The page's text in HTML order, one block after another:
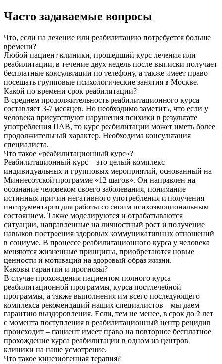
Часто задаваемые вопросы
Что, если на лечение или реабилитацию потребуется больше
времени?
Любой пациент клиники, прошедший курс лечения или
реабилитации, в течение двух недель после выписки получает
бесплатные консультации по телефону, а также имеет право
посещать групповые психологические занятия в Москве.
Какой по времени срок реабилитации?
В среднем продолжительность реабилитационного курса
составляет 3-7 месяцев. Но необходимо заметить, что если у
человека присутствуют нарушения психики в результате
употребления ПАВ, то курс реабилитации может иметь более
продолжительный характер. Необходима консультация
специалиста.
Что такое «реабилитационный курс»?
Реабилитационный курс – это целый комплекс
индивидуальных и групповых мероприятий, основанный на
Миннесотской программе «12 шагов». Он направлен на
осознание человеком своего заболевания, понимание
истинных причин негативного употребления и получения
инструментария для работы со своим психоэмоциональным
состоянием. Также моделируются и отрабатываются
ситуации, направленные на личностный рост и получение
навыков построения здоровых коммуникативных отношений
в социуме. В процессе реабилитационного курса у человека
меняются жизненные принципы, приобретаются новые
ценности и мотивация на здоровый образ жизни.
Каковы гарантии и прогнозы?
В случае прохождения пациентом полного курса
реабилитационной программы, курса постлечебной
программы, а также выполнения им всего последующего
комплекса рекомендаций наших специалистов – мы даем
гарантию выздоровления. Если, тем не менее, в срок до 2 лет
с момента поступления в реабилитационный центр рецидив
происходит – пациент имеет право на повторное бесплатное
прохождение курса реабилитации в одном из центров
клиники на наше усмотрение.
Что такое кинезиогенная терапия?